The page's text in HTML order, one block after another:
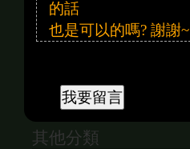
的話
也是可以的嗎? 謝謝~
其他分類